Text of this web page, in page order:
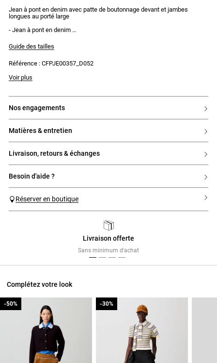
Jean à pont en denim avec patte de boutonnage devant et jambes
longues au porté large
- Jean à pont en denim
- Jambes longues
- Porté large
- 2 poches passepoilées au dos avec rivets silver et surpiqûres
- Jacron en cuir
Guide des tailles
Référence : CFPJE00357_D052
Voir plus
nos engagements
matières & entretien
livraison, retours & échanges
besoin d'aide ?
Réserver en boutique
Livraison offerte
Sans minimum d'achat
Complétez votre look
-50%
-50% -30%
-30%